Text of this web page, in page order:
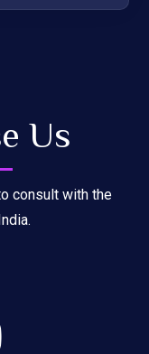
Us
consult with the